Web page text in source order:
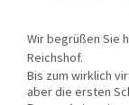
Wir begrüßen Sie
Reichshof.
Bis zum wirklich
aber die ersten